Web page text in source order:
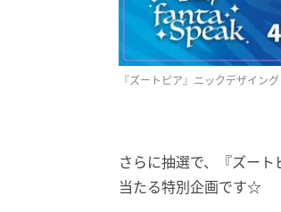
『ズートピア』ニックデザイン
さらに抽選で、『ズー
当たる特別企画です☆